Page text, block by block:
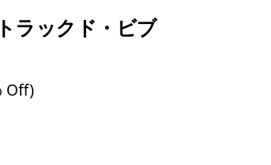
ラックド・ビブ
Off)